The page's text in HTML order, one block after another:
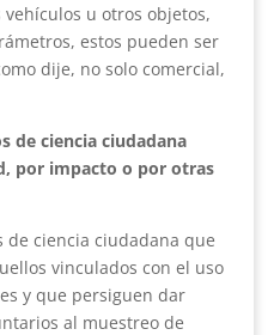
vehículos u otros objetos,
estos pueden ser
dije, no solo comercial,
de ciencia ciudadana
por impacto o por otras
de ciencia ciudadana que
vinculados con el uso
y que persiguen dar
al muestreo de